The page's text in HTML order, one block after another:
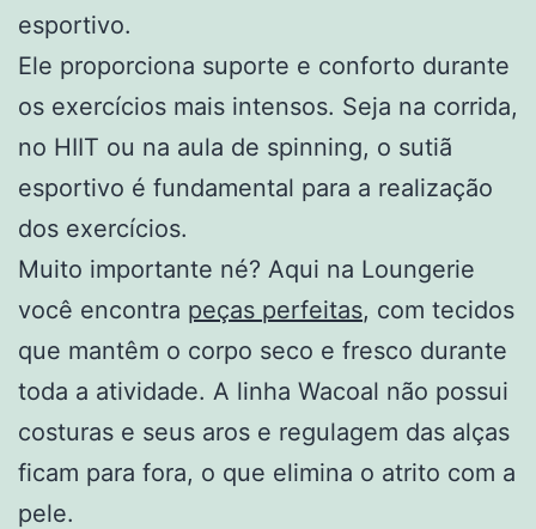
esportivo.
Ele proporciona suporte e conforto durante
os exercícios mais intensos. Seja na corrida,
no HIIT ou na aula de spinning, o sutiã
esportivo é fundamental para a realização
dos exercícios.
Muito importante né? Aqui na Loungerie
você encontra peças perfeitas, com tecidos
que mantêm o corpo seco e fresco durante
toda a atividade. A linha Wacoal não possui
costuras e seus aros e regulagem das alças
ficam para fora, o que elimina o atrito com a
pele.